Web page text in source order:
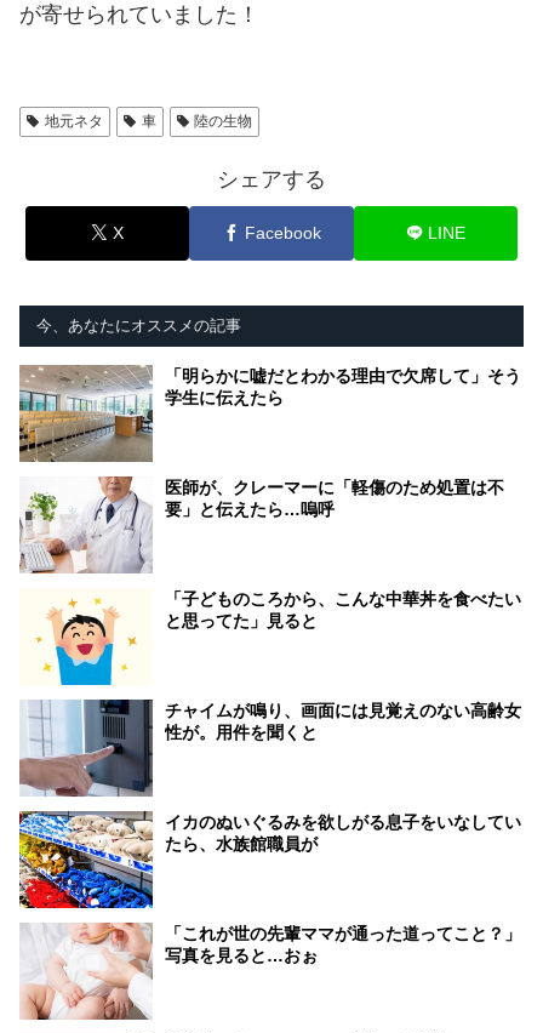
が寄せられていました！
地元ネタ 車 陸の生物
シェアする
X Facebook LINE
今、あなたにオススメの記事
「明らかに嘘だとわかる理由で欠席して」そう
学生に伝えたら
医師が、クレーマーに「軽傷のため処置は不
要」と伝えたら…嗚呼
「子どものころから、こんな中華丼を食べたい
と思ってた」見ると
チャイムが鳴り、画面には見覚えのない高齢女
性が。用件を聞くと
イカのぬいぐるみを欲しがる息子をいなしてい
たら、水族館職員が
「これが世の先輩ママが通った道ってこと？」
写真を見ると…おぉ